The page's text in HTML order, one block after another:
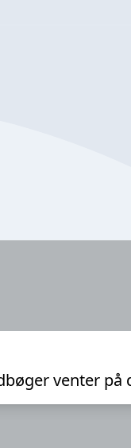
venter på